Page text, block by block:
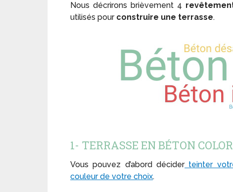
Nous décrirons brièvement 4
utilisés pour construire une terrasse.
1- TERRASSE EN BÉTON
Vous pouvez d’abord déciderteinter
couleur de votre choix.